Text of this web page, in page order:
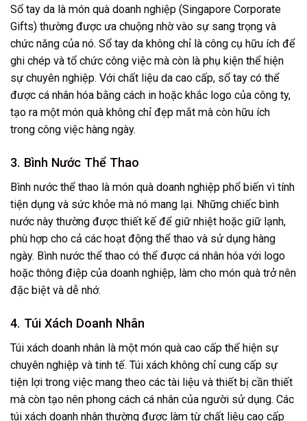
Sổ tay da là món quà doanh nghiệp (Singapore Corporate
Gifts) thường được ưa chuộng nhờ vào sự sang trọng và
chức năng của nó. Sổ tay da không chỉ là công cụ hữu ích để
ghi chép và tổ chức công việc mà còn là phụ kiện thể hiện
sự chuyên nghiệp. Với chất liệu da cao cấp, sổ tay có thể
được cá nhân hóa bằng cách in hoặc khắc logo của công ty,
tạo ra một món quà không chỉ đẹp mắt mà còn hữu ích
trong công việc hàng ngày.
3. Bình Nước Thể Thao
Bình nước thể thao là món quà doanh nghiệp phổ biến vì tính
tiện dụng và sức khỏe mà nó mang lại. Những chiếc bình
nước này thường được thiết kế để giữ nhiệt hoặc giữ lạnh,
phù hợp cho cả các hoạt động thể thao và sử dụng hàng
ngày. Bình nước thể thao có thể được cá nhân hóa với logo
hoặc thông điệp của doanh nghiệp, làm cho món quà trở nên
đặc biệt và dễ nhớ.
4. Túi Xách Doanh Nhân
Túi xách doanh nhân là một món quà cao cấp thể hiện sự
chuyên nghiệp và tinh tế. Túi xách không chỉ cung cấp sự
tiện lợi trong việc mang theo các tài liệu và thiết bị cần thiết
mà còn tạo nên phong cách cá nhân của người sử dụng. Các
túi xách doanh nhân thường được làm từ chất liệu cao cấp